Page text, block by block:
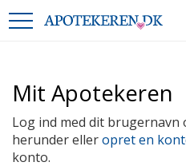
Mit Apotekeren
Log ind med dit brugernavn
herunder elleropret en
konto.